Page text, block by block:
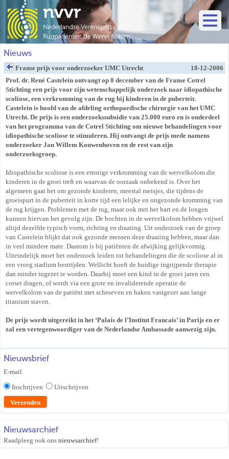
Nieuws
Franse prijs voor onderzoeker UMC Utrecht
18-12-2006
Prof. dr. René Castelein ontvangt op 8 december van de Franse Cotrel
Stichting een prijs voor zijn wetenschappelijk onderzoek naar idiopathische
scoliose, een verkromming van de rug bij kinderen in de puberteit.
Castelein is hoofd van de afdeling orthopaedische chirurgie van het UMC
Utrecht. De prijs is een onderzoekssubsidie van 25.000 euro en is onderdeel
van het programma van de Cotrel Stichting om nieuwe behandelingen voor
idiopathische scoliose te stimuleren. Hij ontvangt de prijs mede namens
onderzoeker Jan Willem Kouwenhoven en de rest van zijn
onderzoeksgroep.
Idiopathische scoliose is een ernstige verkromming van de wervelkolom die
kinderen in de groei treft en waarvan de oorzaak onbekend is. Over het
algemeen gaat het om gezonde kinderen, meestal meisjes, die tijdens de
groeispurt in de puberteit in korte tijd een lelijke en ongezonde kromming van
de rug krijgen. Problemen met de rug, maar ook met het hart en de longen
kunnen hiervan het gevolg zijn. De bochten in de wervelkolom hebben vrijwel
altijd dezelfde typisch vorm, richting en draaiing. Uit onderzoek van de groep
van Castelein blijkt dat ook gezonde mensen deze draaiing hebben, maar dan
in veel mindere mate. Daarom is bij patiënten de afwijking gelijkvormig.
Uiteindelijk moet het onderzoek leiden tot behandelingen die de scoliose al in
een vroeg stadium bestrijden. Wellicht hoeft de huidige ingrijpende therapie
dan minder ingezet te worden. Daarbij moet een kind in de groei jaren een
corset dragen, of wordt via een grote en invaliderende operatie de
wervelkolom van de patiënt met schroeven en haken vastgezet aan lange
titanium staven.
De prijs wordt uitgereikt in het ‘Palais de l’Institut Francais’ in Parijs en er
zal een vertegen­woordiger van de Nederlandse Ambassade aanwezig zijn.
Nieuwsbrief
E-mail
Inschrijven
Uitschrijven
Nieuwsarchief
Raadpleeg ook ons nieuwsarchief!